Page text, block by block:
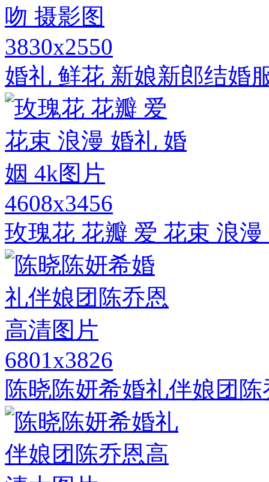
3830x2550
婚礼 鲜花 新娘新郎结婚
4608x3456
玫瑰花 花瓣 爱 花束 浪
6801x3826
陈晓陈妍希婚礼伴娘团